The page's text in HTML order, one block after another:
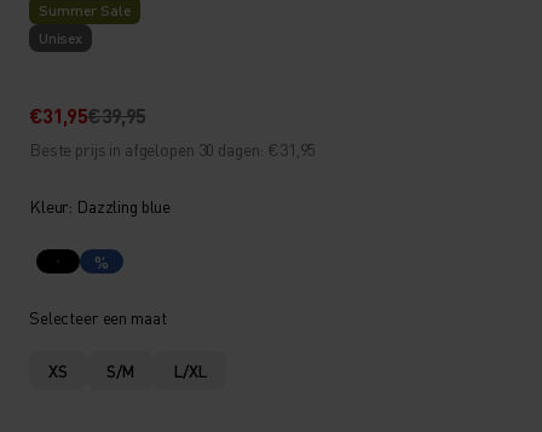
Summer Sale
Unisex
€31,95€39,95
Beste prijs in afgelopen 30 dagen: €31,95
Kleur: Dazzling blue
%
Selecteer een maat
XS S/M L/XL